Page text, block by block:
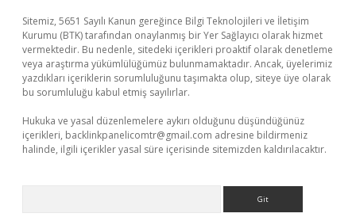
Sitemiz, 5651 Sayılı Kanun gereğince Bilgi Teknolojileri ve İletişim
Kurumu (BTK) tarafından onaylanmış bir Yer Sağlayıcı olarak hizmet
vermektedir. Bu nedenle, sitedeki içerikleri proaktif olarak denetleme
veya araştırma yükümlülüğümüz bulunmamaktadır. Ancak, üyelerimiz
yazdıkları içeriklerin sorumluluğunu taşımakta olup, siteye üye olarak
bu sorumluluğu kabul etmiş sayılırlar.
Hukuka ve yasal düzenlemelere aykırı olduğunu düşündüğünüz
içerikleri, backlinkpanelicomtr@gmail.com adresine bildirmeniz
halinde, ilgili içerikler yasal süre içerisinde sitemizden kaldırılacaktır.